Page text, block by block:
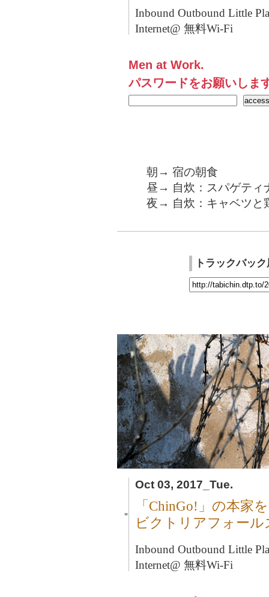
Inbound Outbound Little
Internet@ 無料Wi-Fi
Men at Work.
パスワードをお願いしま
朝→ 宿の朝食
昼→ 自炊：スパゲティ
夜→ 自炊：キャベツと
トラックバッ
Oct 03, 2017_Tue.
■
「ChinGo!」の本家
ビクトリアフォー
Inbound Outbound Little
Internet@ 無料Wi-Fi